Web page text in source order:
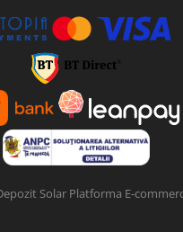
Solar Platforma E-